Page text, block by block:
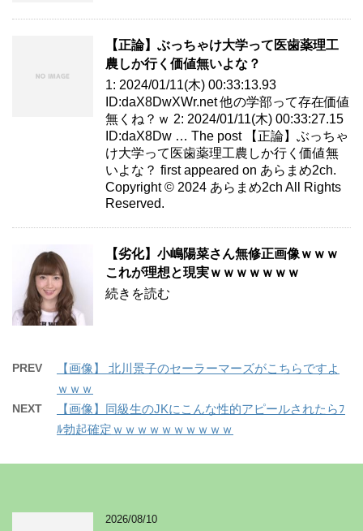
【正論】ぶっちゃけ大学って医歯薬理工
農しか行く価値無いよな？
1: 2024/01/11(木) 00:33:13.93
ID:daX8DwXWr.net 他の学部って存在価値
無くね？ｗ 2: 2024/01/11(木) 00:33:27.15
ID:daX8Dw … The post 【正論】ぶっちゃ
け大学って医歯薬理工農しか行く価値無
いよな？ first appeared on あらまめ2ch.
Copyright © 2024 あらまめ2ch All Rights
Reserved.
【劣化】小嶋陽菜さん無修正画像ｗｗｗ
これが理想と現実ｗｗｗｗｗｗｗ
続きを読む
PREV
【画像】 北川景子のセーラーマーズがこちらですよ
ｗｗｗ
NEXT
【画像】同級生のJKにこんな性的アピールされたらﾌ
ﾙ勃起確定ｗｗｗｗｗｗｗｗｗｗ
2026/08/10